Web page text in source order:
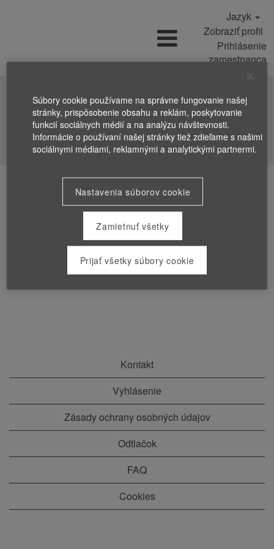
Jazyk
Zobraziť profil
Prihlásenie
zamestnanca
Vyhľadať pracovné ponuky
Kontakt
Vyhlásenie
Zásady ochrany osobných údajov
Odtlačok
FAQ
Cookies
Súbory cookie používame na správne fungovanie našej
stránky, prispôsobenie obsahu a reklám, poskytovanie
funkcií sociálnych médií a na analýzu návštevnosti.
Informácie o používaní našej stránky tiež zdieľame s našimi
sociálnymi médiami, reklamnými a analytickými partnermi.
Nastavenia súborov cookie
Zamietnuť všetky
Prijať všetky súbory cookie